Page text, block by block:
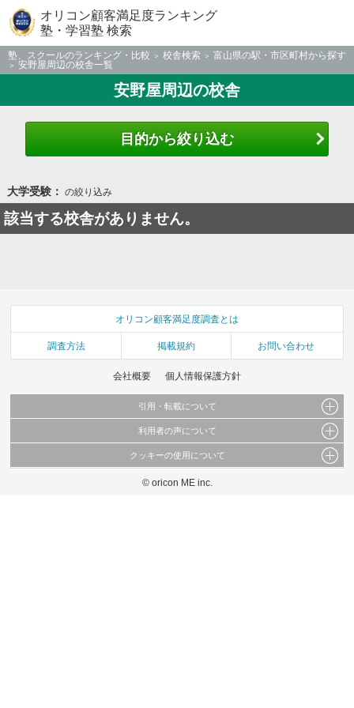
オリコン顧客満足度ランキング
塾・学習塾 検索
塾、スクールのランキング・比較 校舎検索
富山県の駅・市区町村から探す
安野屋周辺の校舎一覧
安野屋周辺の校舎
目的から絞り込む
大学受験： の絞り込み
該当する校舎がありません。
オリコン顧客満足度調査とは
調査方法 掲載規約 お問い合わせ
会社概要 個人情報保護方針
引用・転載について
当サイトで公開されている情報（文字、写真、イラスト、画像データ等）及びこれらの配
これらの情報を権利者の許可なく無断転載・複製などの二次利用を行うことは固く禁じて
利用者の声について
当サイトに掲載している内容はすべてサービスの利用者が提出された見解・感想です。
弊社の見解・ 意見ではないことをご理解いただいた上でご覧ください。
クッキーの使用について
このサイトでは Cookie を使用して、ユーザーに合わせたコンテンツや広告の表示、ソー
© oricon ME inc.